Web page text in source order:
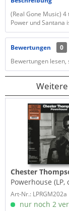
(Real Gone Music)
Power und Santana
Bewertungen
0
Bewertungen lesen,
Chester
Powerhouse (LP,
Vinyl, Ltd.)
Art-Nr.: LPRGM202a
nur noch 2